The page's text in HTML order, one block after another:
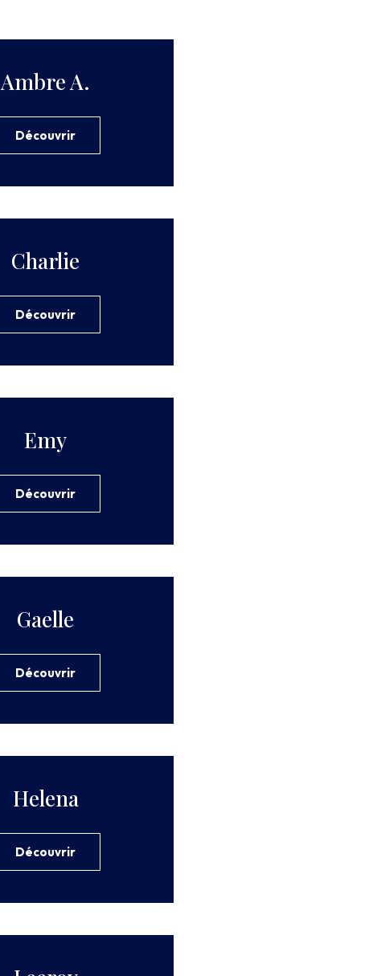
Ambre A.
Découvrir
Charlie
Découvrir
Emy
Découvrir
Gaelle
Découvrir
Helena
Découvrir